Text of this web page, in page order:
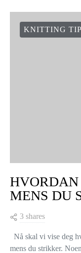
KNITTING
HVORDAN
MENS DU
3 shares
Nå skal vi vise deg
mens du strikker.